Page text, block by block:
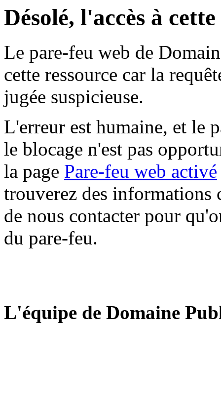
Désolé, l'accès à
Le pare-feu web de
cette ressource car la
jugée suspicieuse.
L'erreur est humaine, et le
le blocage n'est pas
la page Pare-feu web activé
trouverez des informations
de nous contacter pour
du pare-feu.
L'équipe de Domaine